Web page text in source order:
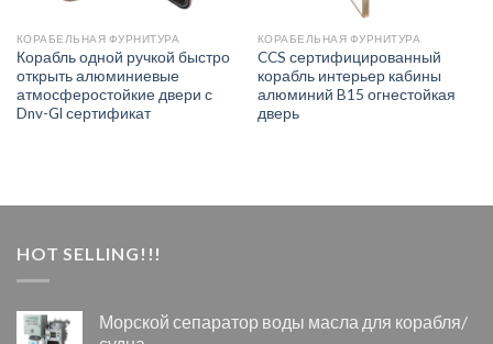
КОРАБЕЛЬНАЯ ФУРНИТУРА
Корабль одной ручкой быстро
открыть алюминиевые
атмосферостойкие двери с
Dnv-Gl сертификат
КОРАБЕЛЬНАЯ ФУРНИТУРА
CCS сертифицированный
корабль интерьер кабины
алюминий B15 огнестойкая
дверь
HOT SELLING!!!
Морской сепаратор воды масла для корабля/